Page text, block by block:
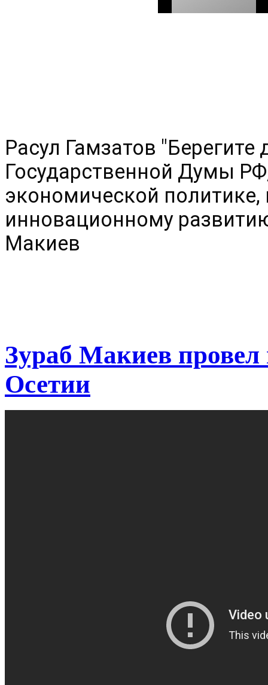
Расул Гамзатов "Берегите
Государственной Думы
экономической
инновационному
Макиев
Зураб Макиев
Осетии